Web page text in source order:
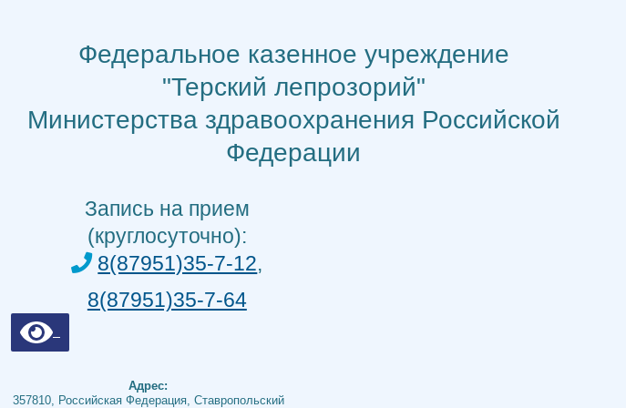
содержимомуФедеральное казенное учреждение
"Терский лепрозорий"
Министерства здравоохранения Российской
Федерации
Запись на прием
(круглосуточно):
8(87951)35-7-12,
8(87951)35-7-64
Адрес:
357810, Российская Федерация, Ставропольский